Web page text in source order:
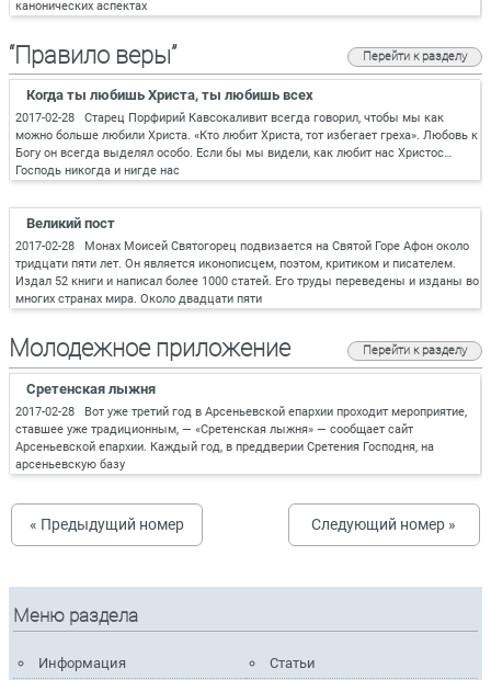
канонических аспектах
“Правило веры” Перейти к разделу
Когда ты любишь Христа, ты любишь всех
2017-02-28 Старец Порфирий Кавсокаливит всегда говорил, чтобы мы как
можно больше любили Христа. «Кто любит Христа, тот избегает греха». Любовь к
Богу он всегда выделял особо. Если бы мы видели, как любит нас Христос…
Господь никогда и нигде нас
Великий пост
2017-02-28 Монах Моисей Святогорец подвизается на Святой Горе Афон около
тридцати пяти лет. Он является иконописцем, поэтом, критиком и писателем.
Издал 52 книги и написал более 1000 статей. Его труды переведены и изданы во
многих странах мира. Около двадцати пяти
Молодежное приложение Перейти к разделу
Сретенская лыжня
2017-02-28 Вот уже третий год в Арсеньевской епархии проходит мероприятие,
ставшее уже традиционным, — «Сретенская лыжня» — сообщает сайт
Арсеньевской епархии. Каждый год, в преддверии Сретения Господня, на
арсеньевскую базу
« Предыдущий номер Следующий номер »
Меню раздела
Информация
Статьи